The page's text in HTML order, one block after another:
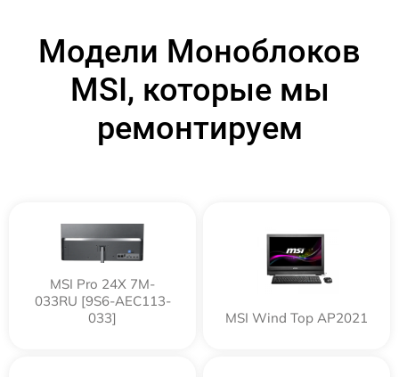
Модели Моноблоков
MSI, которые мы
ремонтируем
MSI Pro 24X 7M-
033RU [9S6-AEC113-
033]
MSI Wind Top AP2021